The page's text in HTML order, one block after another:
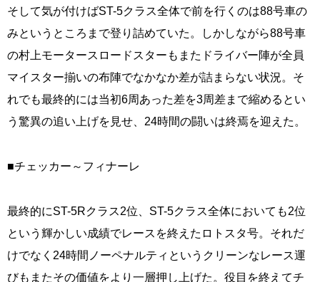
そして気が付けばST-5クラス全体で前を行くのは88号車の
みというところまで登り詰めていた。しかしながら88号車
の村上モータースロードスターもまたドライバー陣が全員
マイスター揃いの布陣でなかなか差が詰まらない状況。そ
れでも最終的には当初6周あった差を3周差まで縮めるとい
う驚異の追い上げを見せ、24時間の闘いは終焉を迎えた。
■チェッカー～フィナーレ
最終的にST-5Rクラス2位、ST-5クラス全体においても2位
という輝かしい成績でレースを終えたロトスタ号。それだ
けでなく24時間ノーペナルティというクリーンなレース運
びもまたその価値をより一層押し上げた。役目を終えてチ